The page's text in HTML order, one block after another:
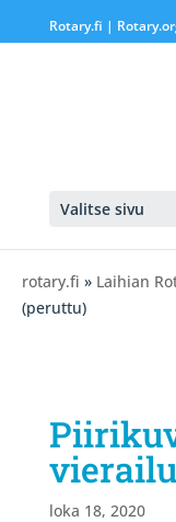
Rotary.fi |
Valitse sivu
rotary.fi » Laihian
(peruttu)
loka 18, 2020